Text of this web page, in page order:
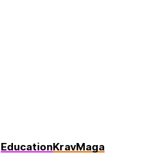
EducationKravMaga